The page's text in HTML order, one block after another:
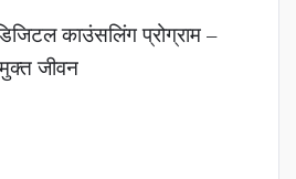
काउंसलिंग प्रोग्राम –
जीवन